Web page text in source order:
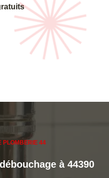
PLOMBERIE 44
à 44390